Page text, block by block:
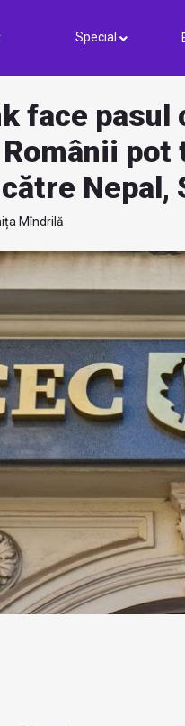
Special
face
Nepal,
Mîndrilă